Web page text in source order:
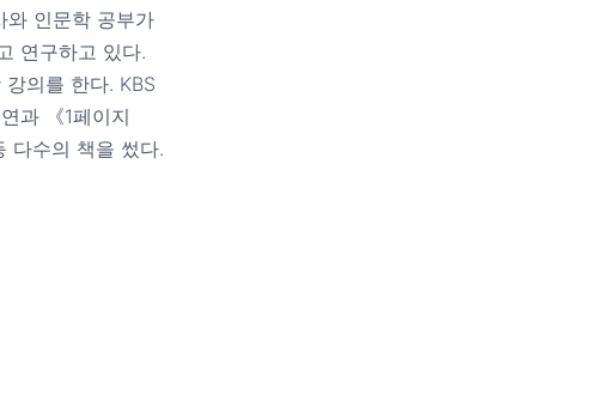
와 인문학 공부가
연구하고 있다.
의를 한다. KBS
과 《1페이지
다수의 책을 썼다.